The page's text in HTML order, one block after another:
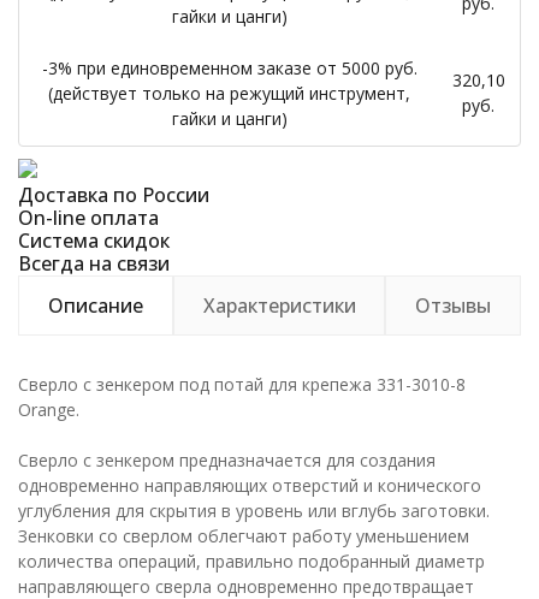
гайки и цанги)
-3% при единовременном заказе от 5000 руб.
(действует только на режущий инструмент,
гайки и цанги)
320,10
руб.
Доставка по России
On-line оплата
Система скидок
Всегда на связи
Описание
Характеристики Отзывы
Сверло с зенкером под потай для крепежа 331-3010-8
Orange.
Сверло с зенкером предназначается для создания
одновременно направляющих отверстий и конического
углубления для скрытия в уровень или вглубь заготовки.
Зенковки со сверлом облегчают работу уменьшением
количества операций, правильно подобранный диаметр
направляющего сверла одновременно предотвращает